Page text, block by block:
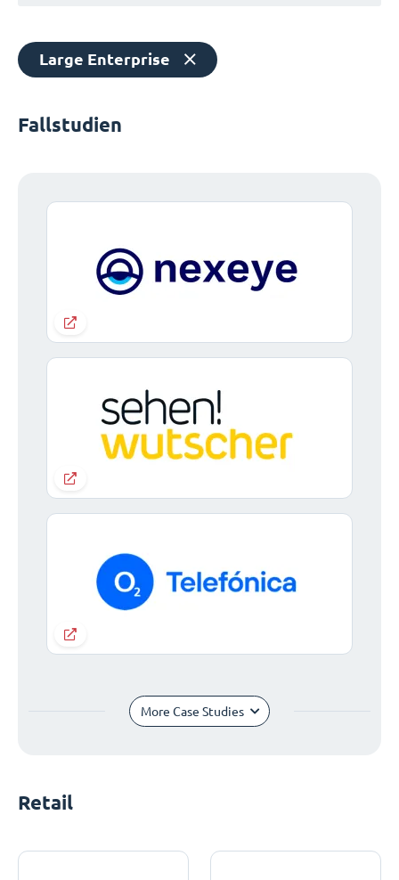
Large Enterprise
Fallstudien
More Case Studies
Retail